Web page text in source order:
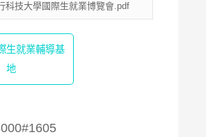
科技大學國際生就業博覽會.pdf
生就業輔導基
地